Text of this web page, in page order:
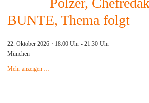
BUNTE, Thema folgt
22. Oktober 2026 · 18:00 Uhr - 21:30 Uhr
München
Mehr anzeigen …